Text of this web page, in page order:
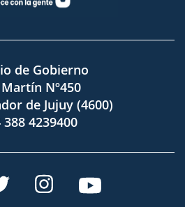
de Gobierno
Nº450
de Jujuy (4600)
388 4239400